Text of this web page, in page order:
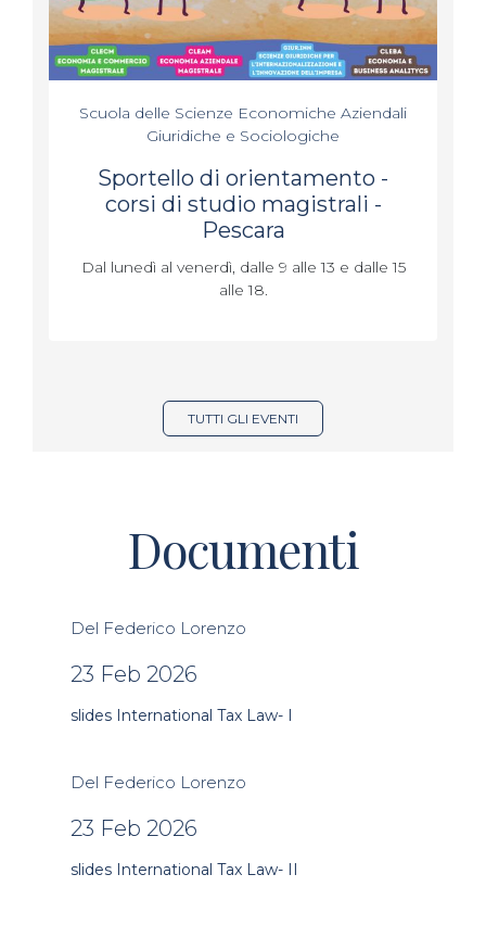
Scuola delle Scienze Economiche Aziendali
Giuridiche e Sociologiche
Sportello di orientamento -
corsi di studio magistrali -
Pescara
Dal lunedì al venerdì, dalle 9 alle 13 e dalle 15
alle 18.
TUTTI GLI EVENTI
Documenti
Del Federico Lorenzo
23 Feb 2026
slides International Tax Law- I
Del Federico Lorenzo
23 Feb 2026
slides International Tax Law- II